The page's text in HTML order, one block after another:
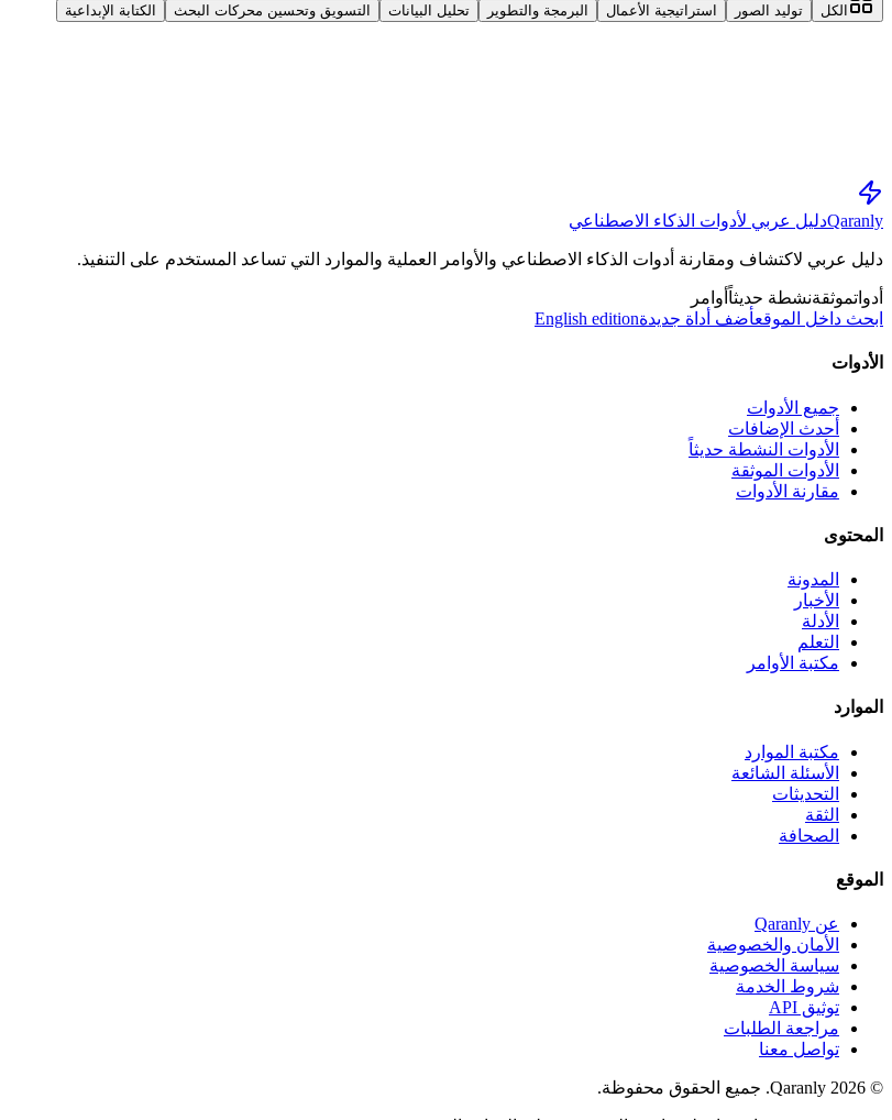
الكل توليد الصور استراتيجية الأعمال البرمجة والتطوير تحليل البيانات التسويق وتحسين محركات البحث الكتابة الإبداعية
Qaranlyدليل عربي لأدوات الذكاء الاصطناعي
دليل عربي لاكتشاف ومقارنة أدوات الذكاء الاصطناعي والأوامر العملية والموارد التي تساعد المستخدم على التنفيذ.
أدواتموثقةنشطة حديثاً أوامر
ابحث داخل الموقعأضف أداة جديدةEnglish edition
الأدوات
جميع الأدوات
أحدث الإضافات
الأدوات النشطة حديثاً
الأدوات الموثقة
مقارنة الأدوات
المحتوى
المدونة
الأخبار
الأدلة
التعلم
مكتبة الأوامر
الموارد
مكتبة الموارد
الأسئلة الشائعة
التحديثات
الثقة
الصحافة
الموقع
عن Qaranly
الأمان والخصوصية
سياسة الخصوصية
شروط الخدمة
توثيق API
مراجعة الطلبات
تواصل معنا
© 2026 Qaranly. جميع الحقوق محفوظة.